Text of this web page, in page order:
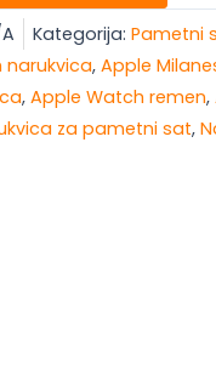
Kategorija: Pametni
narukvica, Apple
, Apple Watch remen,
za pametni sat,